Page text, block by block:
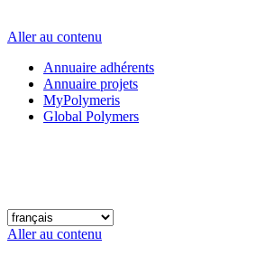
Aller au contenu
Annuaire adhérents
Annuaire projets
MyPolymeris
Global Polymers
Aller au contenu